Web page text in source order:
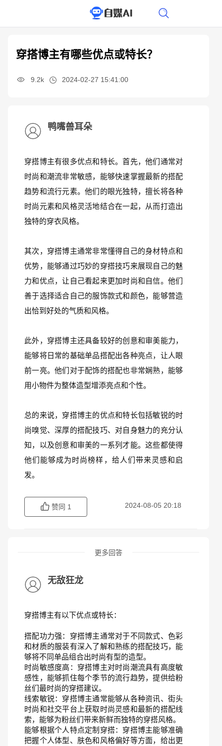
穿搭博主有哪些优点或特长？
9.2k 2024-02-27 15:41:00
鸭嘴兽耳朵
穿搭博主有很多优点和特长。首先，他们通常对
时尚和潮流非常敏感，能够快速掌握最新的搭配
趋势和流行元素。他们的眼光独特，擅长将各种
时尚元素和风格灵活地结合在一起，从而打造出
独特的穿衣风格。
其次，穿搭博主通常非常懂得自己的身材特点和
优势，能够通过巧妙的穿搭技巧来展现自己的魅
力和优点，让自己看起来更加时尚和自信。他们
善于选择适合自己的服饰款式和颜色，能够营造
出恰到好处的气质和风格。
此外，穿搭博主还具备较好的创意和审美能力，
能够将日常的基础单品搭配出各种亮点，让人眼
前一亮。他们对于配饰的搭配也非常娴熟，能够
用小物件为整体造型增添亮点和个性。
总的来说，穿搭博主的优点和特长包括敏锐的时
尚嗅觉、深厚的搭配技巧、对自身魅力的充分认
知，以及创意和审美的一系列才能。这些都使得
他们能够成为时尚榜样，给人们带来灵感和启
发。
赞同 1 2024-08-05 20:18
更多回答
无敌狂龙
穿搭博主有以下优点或特长：
搭配功力强：穿搭博主通常对于不同款式、色彩
和材质的服装有深入了解和熟练的搭配技巧，能
够将不同单品组合出时尚有型的造型。
时尚敏感度高：穿搭博主对时尚潮流具有高度敏
感性，能够抓住每个季节的流行趋势，提供给粉
丝们最时尚的穿搭建议。
线索敏锐：穿搭博主通常能够从各种资讯、街头
时尚和社交平台上获取时尚灵感和最新的搭配线
索，能够为粉丝们带来新鲜而独特的穿搭风格。
能够根据个人特点定制穿搭：穿搭博主能够准确
把握个人体型、肤色和风格偏好等方面，给出更